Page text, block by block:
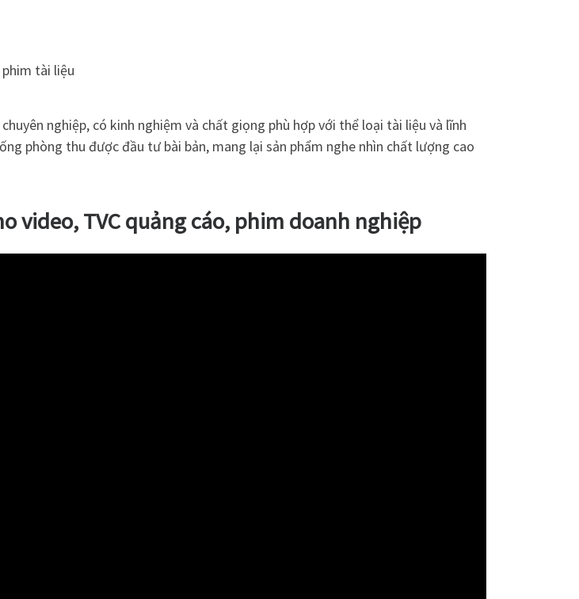
tài liệu
nghiệp, có kinh nghiệm và chất giọng phù hợp với thể loại tài liệu và lĩnh
phòng thu được đầu tư bài bản, mang lại sản phẩm nghe nhìn chất lượng cao
video, TVC quảng cáo, phim doanh nghiệp